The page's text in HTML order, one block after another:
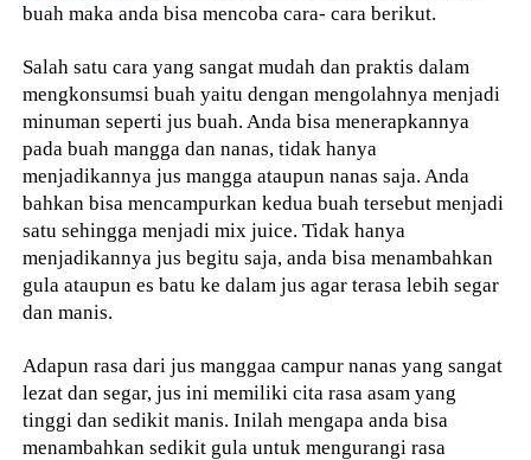
buah maka anda bisa mencoba cara- cara berikut.
Salah satu cara yang sangat mudah dan praktis dalam
mengkonsumsi buah yaitu dengan mengolahnya menjadi
minuman seperti jus buah. Anda bisa menerapkannya
pada buah mangga dan nanas, tidak hanya
menjadikannya jus mangga ataupun nanas saja. Anda
bahkan bisa mencampurkan kedua buah tersebut menjadi
satu sehingga menjadi mix juice. Tidak hanya
menjadikannya jus begitu saja, anda bisa menambahkan
gula ataupun es batu ke dalam jus agar terasa lebih segar
dan manis.
Adapun rasa dari jus manggaa campur nanas yang sangat
lezat dan segar, jus ini memiliki cita rasa asam yang
tinggi dan sedikit manis. Inilah mengapa anda bisa
menambahkan sedikit gula untuk mengurangi rasa